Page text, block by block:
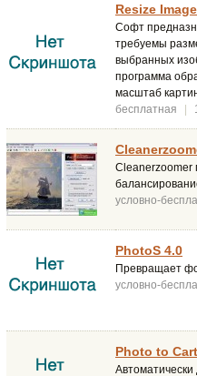
Resize
Софт
требуемы
выбранных
программа
масштаб
бесплатная
|
Cleanerzoomer
условно-
PhotoS 4.0
Превращает
условно-
Photo to